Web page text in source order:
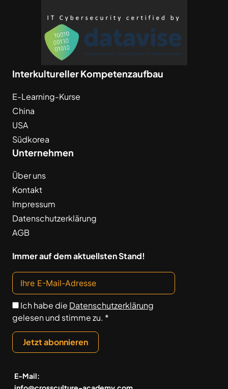
Interkultureller Kompetenzaufbau
E-Learning-Kurse
China
USA
Südkorea
Unternehmen
Über uns
Kontakt
Impressum
Datenschutzerklärung
AGB
Immer auf dem aktuellsten Stand!
Ich habe die Datenschutzerklärung
gelesen und stimme zu. *
Jetzt abonnieren
E-Mail: